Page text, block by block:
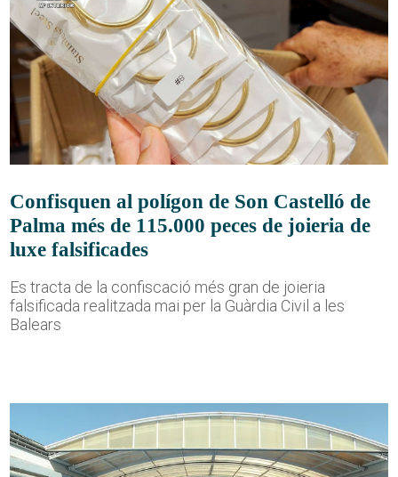
Confisquen al polígon de Son Castelló de
Palma més de 115.000 peces de joieria de
luxe falsificades
Es tracta de la confiscació més gran de joieria
falsificada realitzada mai per la Guàrdia Civil a les
Balears